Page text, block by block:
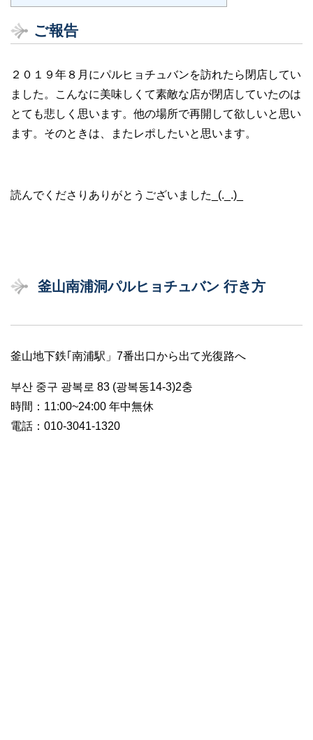
ご報告
２０１９年８月にパルヒョチュバンを訪れたら閉店してい
ました。こんなに美味しくて素敵な店が閉店していたのは
とても悲しく思います。他の場所で再開して欲しいと思い
ます。そのときは、またレポしたいと思います。
読んでくださりありがとうございました_(._.)_
釜山南浦洞パルヒョチュバン 行き方
釜山地下鉄｢南浦駅」7番出口から出て光復路へ
부산 중구 광복로 83 (광복동14-3)2충
時間：11:00~24:00 年中無休
電話：010-3041-1320